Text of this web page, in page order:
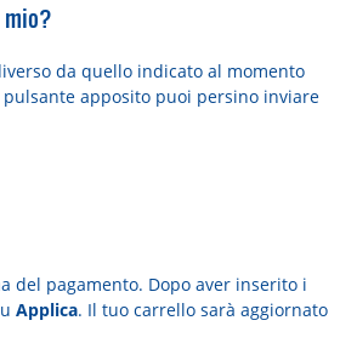
da quello indicato al momento
apposito puoi persino inviare
del pagamento. Dopo aver inserito i
Applica. Il tuo carrello sarà aggiornato